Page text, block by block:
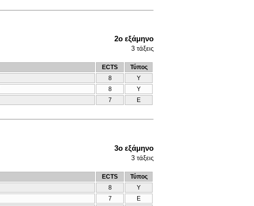
2ο εξάμηνο
3 τάξεις
ECTS
Τύπος
8
Υ
8
Υ
7 Ε
3ο εξάμηνο
3 τάξεις
ECTS
Τύπος
8
Υ
7
Ε